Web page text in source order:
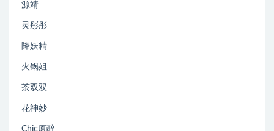
源靖
灵彤彤
降妖精
火锅姐
茶双双
花神妙